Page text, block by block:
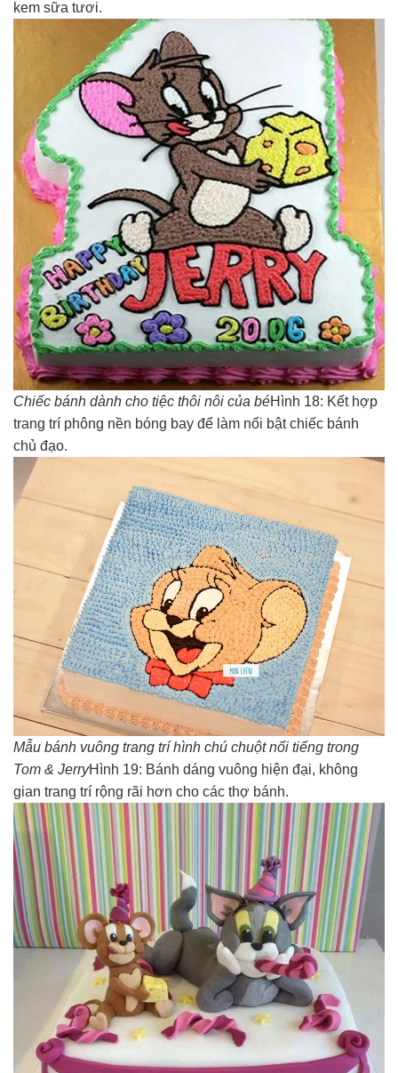
kem sữa tươi.
Chiếc bánh dành cho tiệc thôi nôi của béHình 18: Kết hợp
trang trí phông nền bóng bay để làm nổi bật chiếc bánh
chủ đạo.
Mẫu bánh vuông trang trí hình chú chuột nổi tiếng trong
Tom & JerryHình 19: Bánh dáng vuông hiện đại, không
gian trang trí rộng rãi hơn cho các thợ bánh.